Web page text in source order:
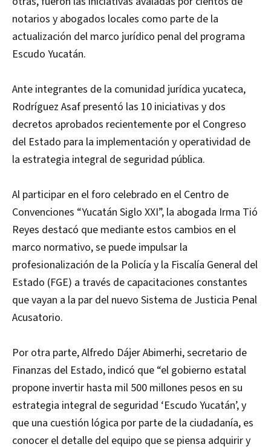
notarios y abogados locales como parte de la
actualización del marco jurídico penal del programa
Escudo Yucatán.
Ante integrantes de la comunidad jurídica yucateca,
Rodríguez Asaf presentó las 10 iniciativas y dos
decretos aprobados recientemente por el Congreso
del Estado para la implementación y operatividad de
la estrategia integral de seguridad pública.
Al participar en el foro celebrado en el Centro de
Convenciones “Yucatán Siglo XXI”, la abogada Irma Tió
Reyes destacó que mediante estos cambios en el
marco normativo, se puede impulsar la
profesionalización de la Policía y la Fiscalía General del
Estado (FGE) a través de capacitaciones constantes
que vayan a la par del nuevo Sistema de Justicia Penal
Acusatorio.
Por otra parte, Alfredo Dájer Abimerhi, secretario de
Finanzas del Estado, indicó que “el gobierno estatal
propone invertir hasta mil 500 millones pesos en su
estrategia integral de seguridad ‘Escudo Yucatán’, y
que una cuestión lógica por parte de la ciudadanía, es
conocer el detalle del equipo que se piensa adquirir y